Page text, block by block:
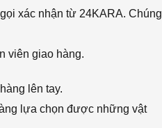
xác nhận từ 24KARA. Chúng
viên giao hàng.
lên tay.
lựa chọn được những vật